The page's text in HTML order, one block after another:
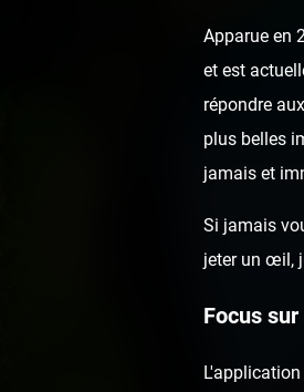
Apparue en
et est
répondre
plus belles
jamais et
Si jamais
jeter un œil,
Focus